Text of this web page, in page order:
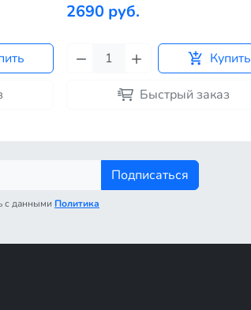
2690 руб.
Купить
Быстрый заказ
Подписаться
с данными Политика